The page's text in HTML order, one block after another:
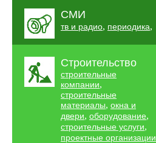
СМИ
тв и радио, периодика,
Строительство
строительные
компании,
строительные
материалы, окна и
двери, оборудование,
строительные услуги,
проектные организации